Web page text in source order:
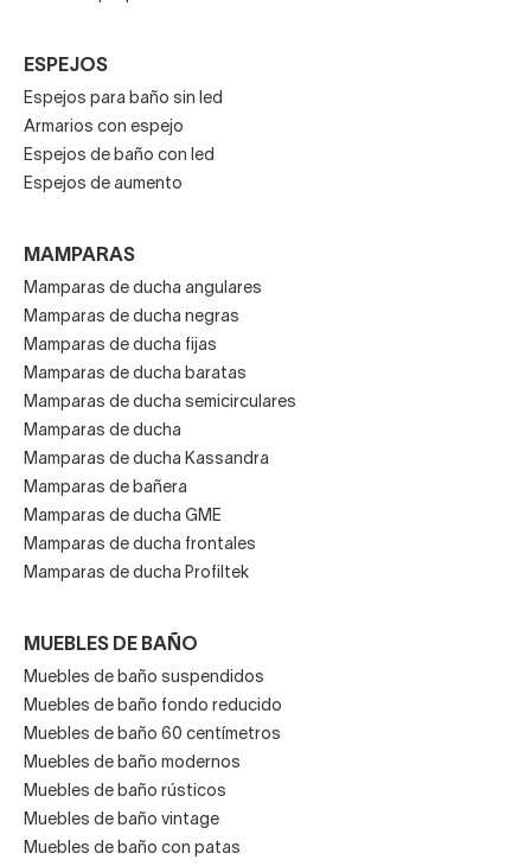
ESPEJOS
Espejos para baño sin led
Armarios con espejo
Espejos de baño con led
Espejos de aumento
MAMPARAS
Mamparas de ducha angulares
Mamparas de ducha negras
Mamparas de ducha fijas
Mamparas de ducha baratas
Mamparas de ducha semicirculares
Mamparas de ducha
Mamparas de ducha Kassandra
Mamparas de bañera
Mamparas de ducha GME
Mamparas de ducha frontales
Mamparas de ducha Profiltek
MUEBLES DE BAÑO
Muebles de baño suspendidos
Muebles de baño fondo reducido
Muebles de baño 60 centímetros
Muebles de baño modernos
Muebles de baño rústicos
Muebles de baño vintage
Muebles de baño con patas